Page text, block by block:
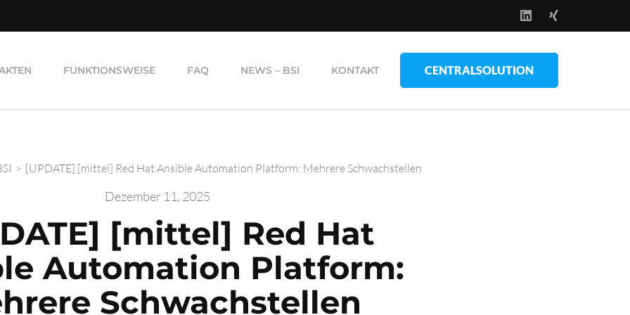
FUNKTIONSWEISE FAQ NEWS – BSI KONTAKT CENTRALSOLUTION
> [UPDATE] [mittel] Red Hat Ansible Automation Platform: Mehrere Schwachstellen
Dezember 11, 2025
[mittel] Red Hat
Automation Platform:
Schwachstellen